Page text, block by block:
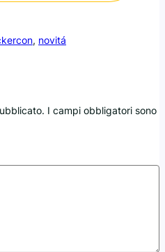
, novitá
I campi obbligatori sono